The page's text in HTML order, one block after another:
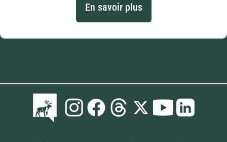
En savoir plus